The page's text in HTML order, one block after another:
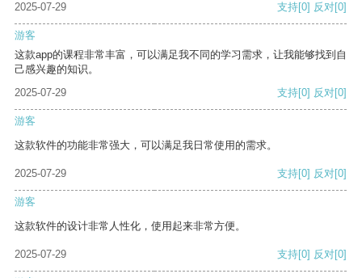
2025-07-29 支持[0] 反对[0]
游客
这款app的课程非常丰富，可以满足我不同的学习需求，让我能够找到自
己感兴趣的知识。
2025-07-29
支持[0] 反对[0]
游客
这款软件的功能非常强大，可以满足我日常使用的需求。
2025-07-29 支持[0] 反对[0]
游客
这款软件的设计非常人性化，使用起来非常方便。
2025-07-29 支持[0] 反对[0]